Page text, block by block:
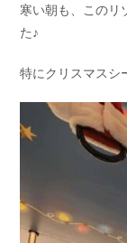
寒い朝も、このリ
た♪
特にクリスマス